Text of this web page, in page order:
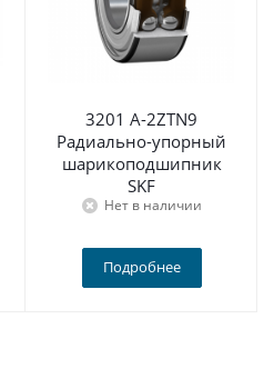
3201 A-2ZTN9
Радиально-упорный
шарикоподшипник
SKF
Нет в наличии
Подробнее